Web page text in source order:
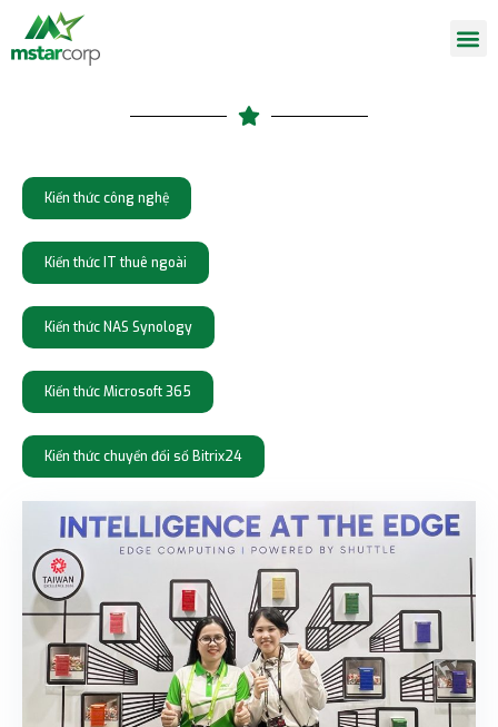
Kiến thức công nghệ
Kiến thức IT thuê ngoài
Kiến thức NAS Synology
Kiến thức Microsoft 365
Kiến thức chuyển đổi số Bitrix24